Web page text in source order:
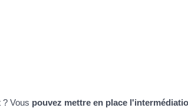
? Vous pouvez mettre en place